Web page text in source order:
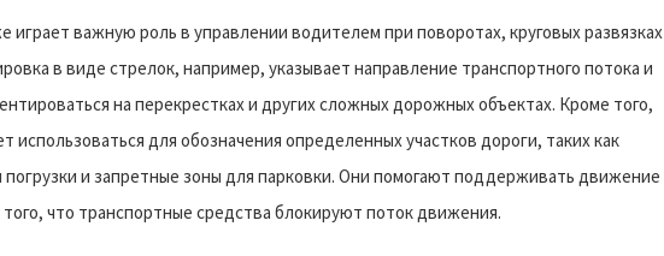
играет важную роль в управлении водителем при поворотах, круговых развязках
в виде стрелок, например, указывает направление транспортного потока и
на перекрестках и других сложных дорожных объектах. Кроме того,
использоваться для обозначения определенных участков дороги, таких как
погрузки и запретные зоны для парковки. Они помогают поддерживать движение
что транспортные средства блокируют поток движения.